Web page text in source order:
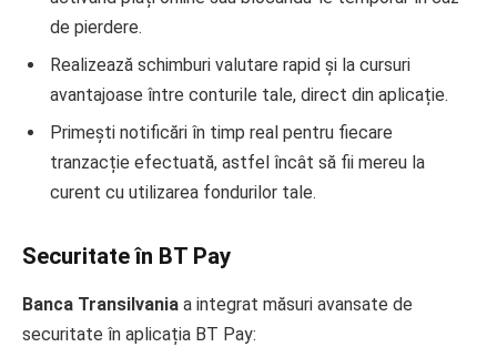
de pierdere.
Realizează schimburi valutare rapid și la cursuri
avantajoase între conturile tale, direct din aplicație.
Primești notificări în timp real pentru fiecare
tranzacție efectuată, astfel încât să fii mereu la
curent cu utilizarea fondurilor tale.
Securitate în BT Pay
Banca Transilvania a integrat măsuri avansate de
securitate în aplicația BT Pay: